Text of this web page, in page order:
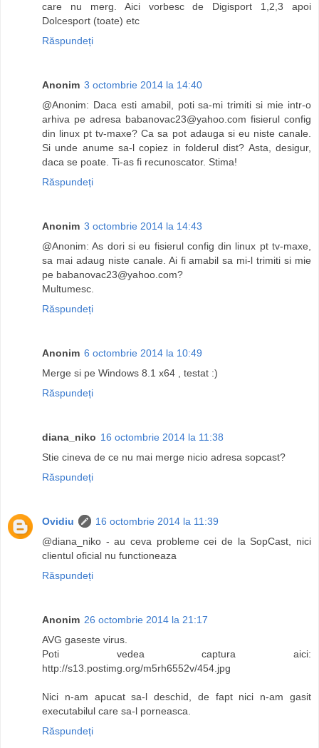
care nu merg. Aici vorbesc de Digisport 1,2,3 apoi
Dolcesport (toate) etc
Răspundeți
Anonim 3 octombrie 2014 la 14:40
@Anonim: Daca esti amabil, poti sa-mi trimiti si mie intr-o
arhiva pe adresa babanovac23@yahoo.com fisierul config
din linux pt tv-maxe? Ca sa pot adauga si eu niste canale.
Si unde anume sa-l copiez in folderul dist? Asta, desigur,
daca se poate. Ti-as fi recunoscator. Stima!
Răspundeți
Anonim 3 octombrie 2014 la 14:43
@Anonim: As dori si eu fisierul config din linux pt tv-maxe,
sa mai adaug niste canale. Ai fi amabil sa mi-l trimiti si mie
pe babanovac23@yahoo.com?
Multumesc.
Răspundeți
Anonim 6 octombrie 2014 la 10:49
Merge si pe Windows 8.1 x64 , testat :)
Răspundeți
diana_niko 16 octombrie 2014 la 11:38
Stie cineva de ce nu mai merge nicio adresa sopcast?
Răspundeți
Ovidiu
16 octombrie 2014 la 11:39
@diana_niko - au ceva probleme cei de la SopCast, nici
clientul oficial nu functioneaza
Răspundeți
Anonim 26 octombrie 2014 la 21:17
AVG gaseste virus.
Poti vedea captura aici:
http://s13.postimg.org/m5rh6552v/454.jpg
Nici n-am apucat sa-l deschid, de fapt nici n-am gasit
executabilul care sa-l porneasca.
Răspundeți